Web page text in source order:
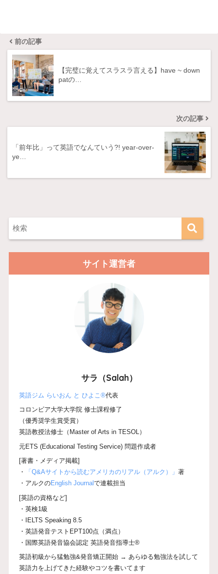
前の記事
【完璧に覚えてスラスラ言える】have ~ down
patの…
次の記事
「前年比」って英語でなんていう?! year-over-
ye…
サイト運営者
サラ（Salah）
英語ジム らいおん と ひよこ®代表
コロンビア大学大学院 修士課程修了
（優秀奨学生賞受賞）
英語教授法修士（Master of Arts in TESOL）
元ETS (Educational Testing Service) 問題作成者
[著書・メディア掲載]
・
「Q&Aサイトから読むアメリカのリアル（アルク）」著
・アルクのEnglish Journalで連載担当
[英語の資格など]
・英検1級
・IELTS Speaking 8.5
・英語発音テストEPT100点（満点）
・国際英語発音協会認定 英語発音指導士®
英語初級から猛勉強&発音矯正開始 → あらゆる勉強法を試して
英語力を上げてきた経験やコツを書いてます